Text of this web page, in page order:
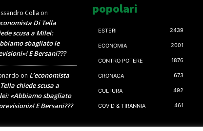
Colla on
Di Tella
scusa a Milei:
sbagliato le
E Bersani???
on L’economista
chiede scusa a
«Abbiamo sbagliato
E Bersani???
popolari
ESTERI 2439
ECONOMIA 2001
CONTRO POTERE 1876
CRONACA 673
CULTURA 492
COVID & TIRANNIA 461